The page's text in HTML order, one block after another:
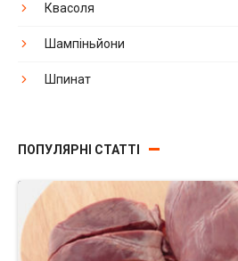
Квасоля
Шампіньйони
Шпинат
ПОПУЛЯРНІ СТАТТІ